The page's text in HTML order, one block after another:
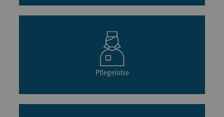
Pflegelotse